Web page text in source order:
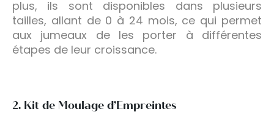
plus, ils sont disponibles dans plusieurs
tailles, allant de 0 à 24 mois, ce qui permet
aux jumeaux de les porter à différentes
étapes de leur croissance.
2. Kit de Moulage d’Empreintes